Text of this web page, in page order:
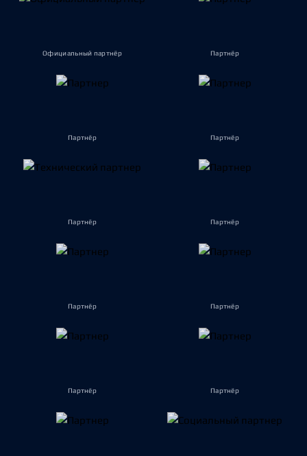
Официальный партнёр Партнёр
Партнёр Партнёр
Партнёр Партнёр
Партнёр Партнёр
Партнёр Партнёр